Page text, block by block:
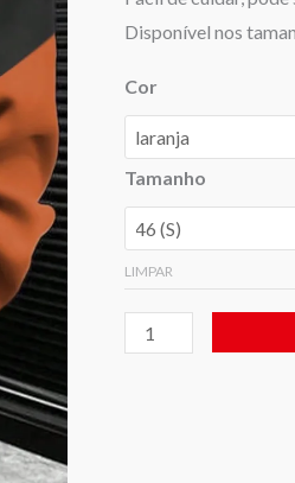
Disponível nos
Cor
Tamanho
LIMPAR